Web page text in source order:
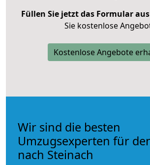
Füllen Sie jetzt das Formular aus
Sie kostenlose
Kostenlose Angebote
Wir sind die besten
Umzugsexperten für
nach Steinach